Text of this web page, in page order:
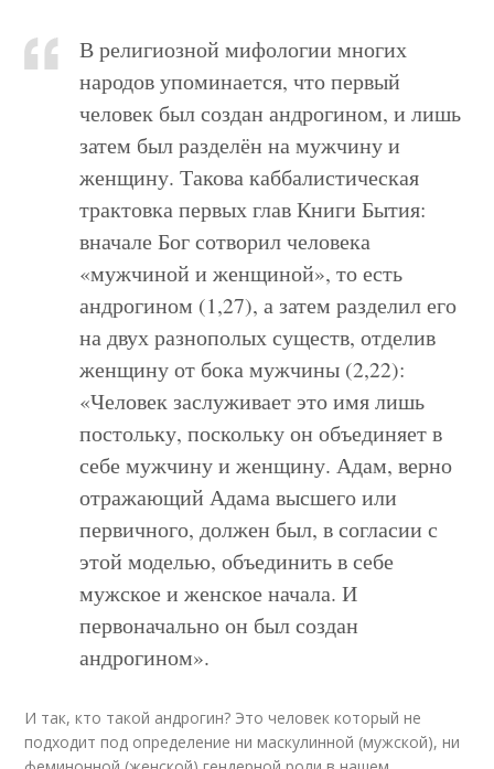
В религиозной мифологии многих
народов упоминается, что первый
человек был создан андрогином, и лишь
затем был разделён на мужчину и
женщину. Такова каббалистическая
трактовка первых глав Книги Бытия:
вначале Бог сотворил человека
«мужчиной и женщиной», то есть
андрогином (1,27), а затем разделил его
на двух разнополых существ, отделив
женщину от бока мужчины (2,22):
«Человек заслуживает это имя лишь
постольку, поскольку он объединяет в
себе мужчину и женщину. Адам, верно
отражающий Адама высшего или
первичного, должен был, в согласии с
этой моделью, объединить в себе
мужское и женское начала. И
первоначально он был создан
андрогином».
И так, кто такой андрогин? Это человек который не
подходит под определение ни маскулинной (мужской), ни